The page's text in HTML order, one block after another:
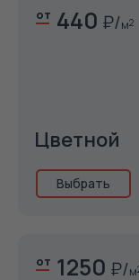
от 440 м2
Цветной
Выбрать
от 1250 м